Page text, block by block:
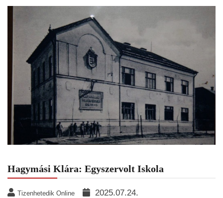
Hagymási Klára: Egyszervolt Iskola
Tizenhetedik Online 2025.07.24.